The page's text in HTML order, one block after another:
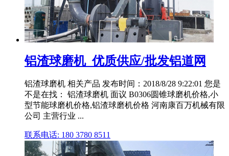
铝渣球磨机_优质供应/批发铝道网
铝渣球磨机 相关产品 发布时间：2018/8/28 9:22:01 您是
不是在找： 铝渣球磨机 面议 B0306圆锥球磨机价格,小
型节能球磨机价格,铝渣球磨机价格 河南康百万机械有限
公司 主营行业 ...
联系电话: 180 3780 8511